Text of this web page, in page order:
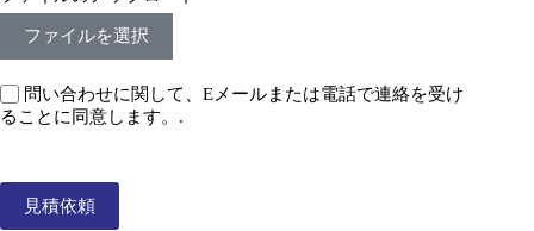
ファイルを選択
問い合わせに関して、Eメールまたは電話で連絡を受け
ることに同意します。.
見積依頼